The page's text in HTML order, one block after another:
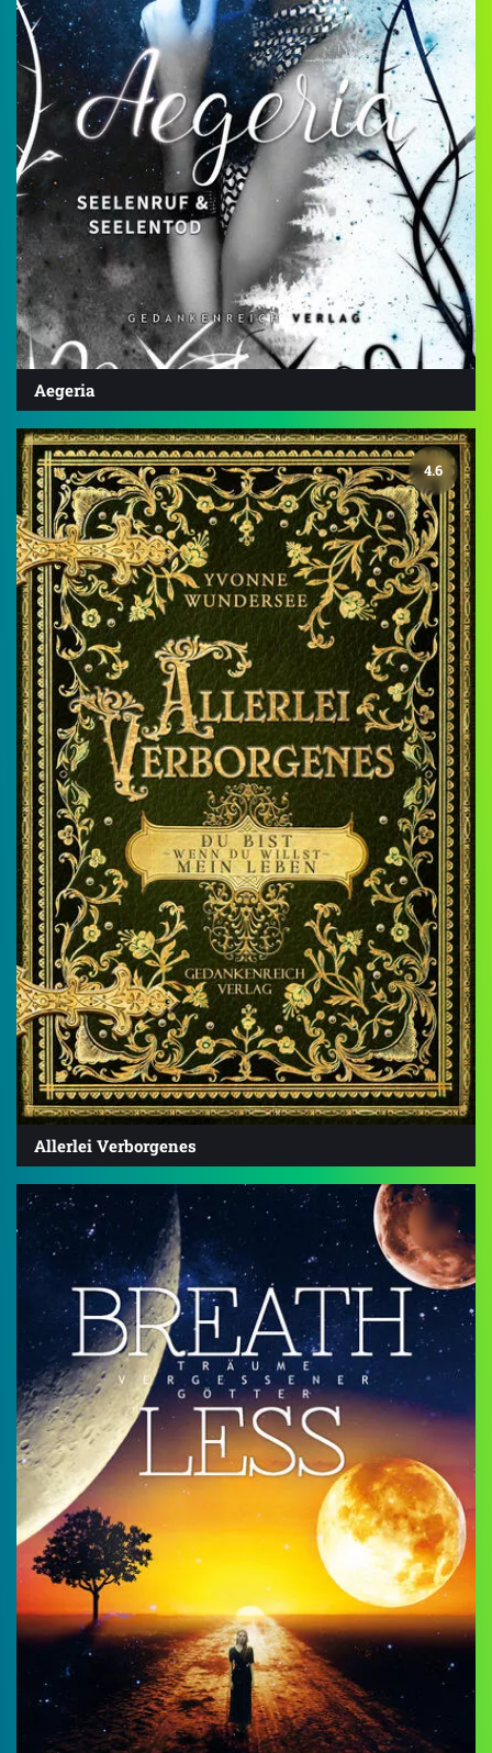
Aegeria
4.6
Allerlei Verborgenes